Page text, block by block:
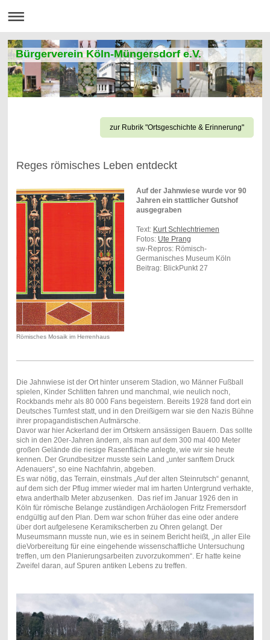
Bürgerverein Köln-Müngersdorf e.V.
zur Rubrik "Ortsgeschichte & Erinnerung"
Reges römisches Leben entdeckt
Römisches Mosaik im Herrenhaus
Auf der Jahnwiese wurde vor 90
Jahren ein stattlicher Gutshof
ausgegraben
Text: Kurt Schlechtriemen
Fotos: Ute Prang
sw-Repros: Römisch-
Germanisches Museum Köln
Beitrag: BlickPunkt 27
Die Jahnwiese ist der Ort hinter unserem Stadion, wo Männer Fußball
spielen, Kinder Schlitten fahren und manchmal, wie neulich noch,
Rockbands mehr als 80 000 Fans begeistern. Bereits 1928 fand dort ein
Deutsches Turnfest statt, und in den Dreißigern war sie den Nazis Bühne
ihrer propagandistischen Aufmärsche.
Davor war hier Ackerland der im Ortskern ansässigen Bauern. Das sollte
sich in den 20er-Jahren ändern, als man auf dem 300 mal 400 Meter
großen Gelände die riesige Rasenfläche anlegte, wie wir sie heute
kennen. Der Grundbesitzer musste sein Land „unter sanftem Druck
Adenauers“, so eine Nachfahrin, abgeben.
Es war nötig, das Terrain, einstmals „Auf der alten Steinrutsch“ genannt,
auf dem sich der Pflug immer wieder mal im harten Untergrund verhakte,
etwa anderthalb Meter abzusenken. Das rief im Januar 1926 den in
Köln für römische Belange zuständigen Archäologen Fritz Fremersdorf
endgültig auf den Plan. Dem war schon früher das eine oder andere
über dort aufgelesene Keramikscherben zu Ohren gelangt. Der
Museumsmann musste nun, wie es in seinem Bericht heißt, „in aller Eile
dieVorbereitung für eine eingehende wissenschaftliche Untersuchung
treffen, um den Planierungsarbeiten zuvorzukommen“. Er hatte keine
Zweifel daran, auf Spuren antiken Lebens zu treffen.